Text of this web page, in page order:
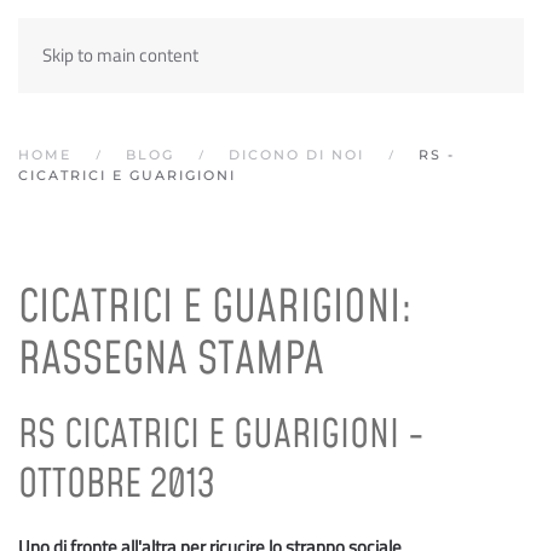
Skip to main content
HOME BLOG DICONO DI NOI
RS -
CICATRICI E GUARIGIONI
CICATRICI E GUARIGIONI:
RASSEGNA STAMPA
RS CICATRICI E GUARIGIONI -
OTTOBRE 2013